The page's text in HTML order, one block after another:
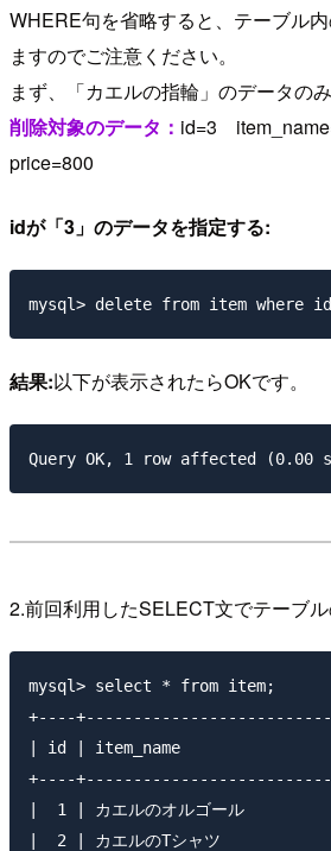
WHERE句を省略すると、テーブル
ますのでご注意ください。
まず、「カエルの指輪」のデータの
削除対象のデータ： id=3
price=800
idが「3」のデータを指定する:
結果:以下が表示されたらOKです。
2.前回利用したSELECT文でテーブル
mysql> select * from item;
+----
| id | item_name
+----
|  1 | カエルのオルゴール
|  2 | カエルのTシャツ